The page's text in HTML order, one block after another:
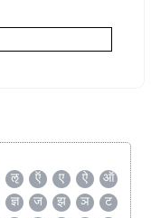
ऌ ऍ ए ऐ
ऑ
ज्ञ ज झ ञ
ट